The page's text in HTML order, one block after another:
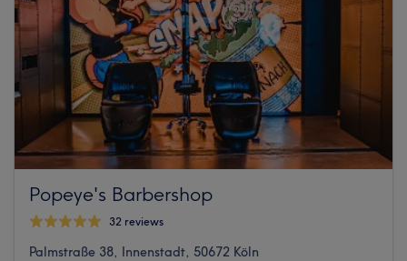
Popeye's Barbershop
32 reviews
Palmstraße 38, Innenstadt, 50672 Köln